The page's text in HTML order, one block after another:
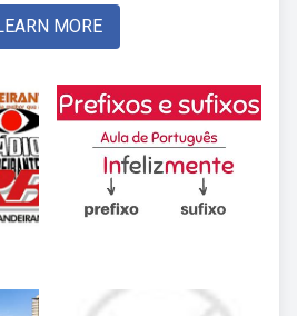
MORE